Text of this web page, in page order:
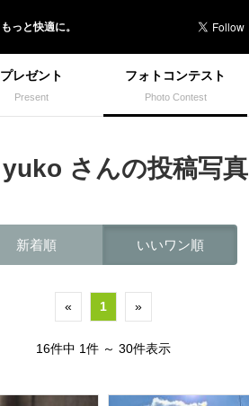
もっと快適に。
プレゼント
Present
フォトコンテスト
Photo Contest
yuko さんの投稿写真
新着順 いいワン順
« 1 »
16件中 1件 ～ 30件表示